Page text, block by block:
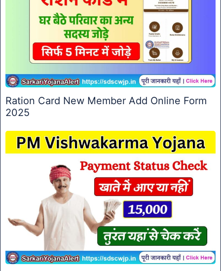
Ration Card New Member Add Online Form
2025